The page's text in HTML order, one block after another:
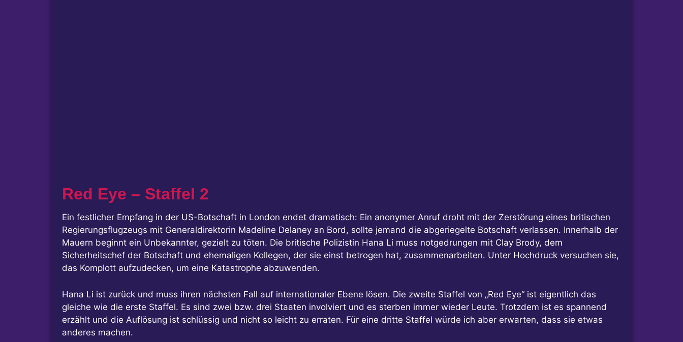
Red Eye – Staffel 2
Ein festlicher Empfang in der US-Botschaft in London endet dramatisch: Ein anonymer Anruf droht mit der Zerstörung eines britischen
Regierungsflugzeugs mit Generaldirektorin Madeline Delaney an Bord, sollte jemand die abgeriegelte Botschaft verlassen. Innerhalb der
Mauern beginnt ein Unbekannter, gezielt zu töten. Die britische Polizistin Hana Li muss notgedrungen mit Clay Brody, dem
Sicherheitschef der Botschaft und ehemaligen Kollegen, der sie einst betrogen hat, zusammenarbeiten. Unter Hochdruck versuchen sie,
das Komplott aufzudecken, um eine Katastrophe abzuwenden.
Hana Li ist zurück und muss ihren nächsten Fall auf internationaler Ebene lösen. Die zweite Staffel von „Red Eye“ ist eigentlich das
gleiche wie die erste Staffel. Es sind zwei bzw. drei Staaten involviert und es sterben immer wieder Leute. Trotzdem ist es spannend
erzählt und die Auflösung ist schlüssig und nicht so leicht zu erraten. Für eine dritte Staffel würde ich aber erwarten, dass sie etwas
anderes machen.